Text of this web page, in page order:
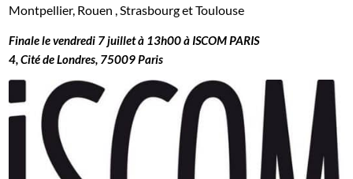
Montpellier, Rouen , Strasbourg et Toulouse
Finale le vendredi 7 juillet à 13h00 à ISCOM PARIS
4, Cité de Londres, 75009 Paris